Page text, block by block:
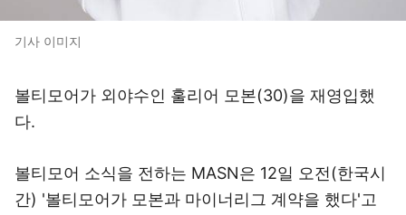
기사 이미지
볼티모어가 외야수인 훌리어 모본(30)을 재영입했
다.
볼티모어 소식을 전하는 MASN은 12일 오전(한국시
간) '볼티모어가 모본과 마이너리그 계약을 했다'고